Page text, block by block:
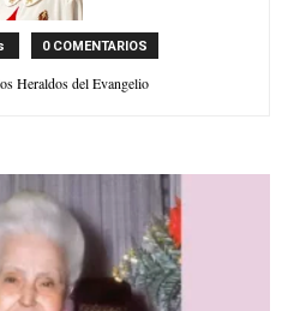
0 COMENTARIOS
Heraldos del Evangelio